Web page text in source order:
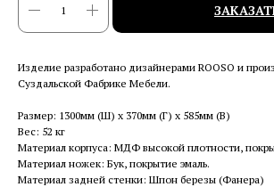
Изделие разработано дизайнерами ROOSO и
Суздальской Фабрике Мебели.
Размер: 1300мм (Ш) x 370мм (Г) x 585мм (В)
Вес: 52 кг
Материал корпуса: МДФ высокой плотности,
Материал ножек: Бук, покрытие эмаль.
Материал задней стенки: Шпон березы (Фанера)